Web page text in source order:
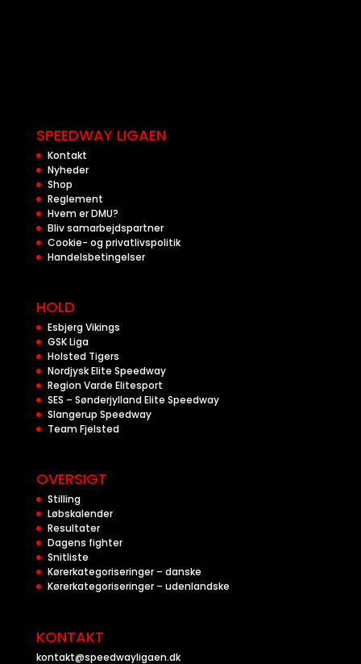
SPEEDWAY LIGAEN
Kontakt
Nyheder
Shop
Reglement
Hvem er DMU?
Bliv samarbejdspartner
Cookie- og privatlivspolitik
Handelsbetingelser
HOLD
Esbjerg Vikings
GSK Liga
Holsted Tigers
Nordjysk Elite Speedway
Region Varde Elitesport
SES – Sønderjylland Elite Speedway
Slangerup Speedway
Team Fjelsted
OVERSIGT
Stilling
Løbskalender
Resultater
Dagens fighter
Snitliste
Kørerkategoriseringer – danske
Kørerkategoriseringer – udenlandske
KONTAKT
kontakt@speedwayligaen.dk